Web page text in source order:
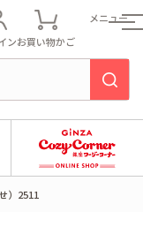
ンお買い物かご
メニュー
）2511